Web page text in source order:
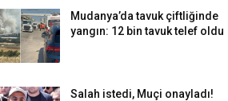
Mudanya’da tavuk çiftliğinde
yangın: 12 bin tavuk telef oldu
Salah istedi, Muçi onayladı!